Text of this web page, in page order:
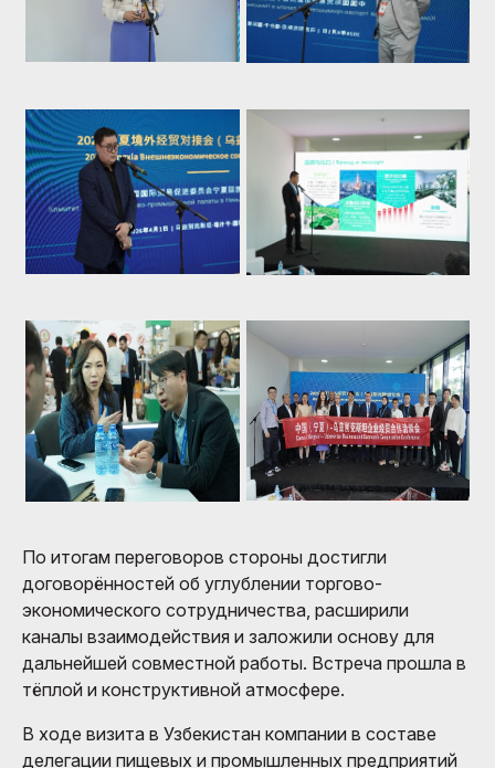
По итогам переговоров стороны достигли
договорённостей об углублении торгово-
экономического сотрудничества, расширили
каналы взаимодействия и заложили основу для
дальнейшей совместной работы. Встреча прошла в
тёплой и конструктивной атмосфере.
В ходе визита в Узбекистан компании в составе
делегации пищевых и промышленных предприятий